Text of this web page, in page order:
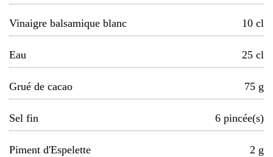
Vinaigre balsamique blanc 10 cl
Eau 25 cl
Grué de cacao 75 g
Sel fin 6 pincée(s)
Piment d'Espelette 2 g